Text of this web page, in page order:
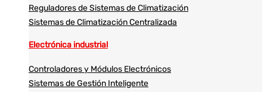
Reguladores de Sistemas de Climatización
Sistemas de Climatización Centralizada
Electrónica industrial
Controladores y Módulos Electrónicos
Sistemas de Gestión Inteligente